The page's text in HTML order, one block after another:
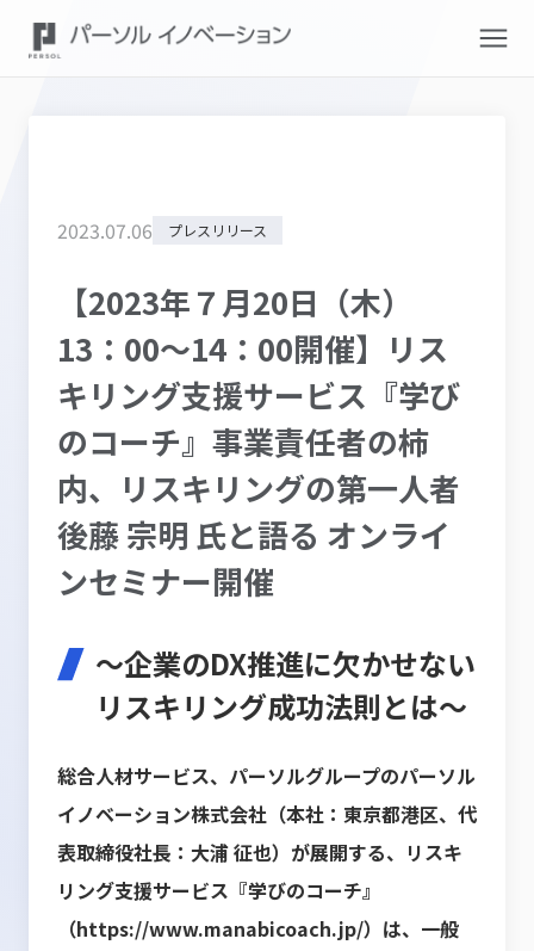
2023.07.06 プレスリリース
【2023年７月20日（木）
13：00～14：00開催】リス
キリング支援サービス『学び
のコーチ』事業責任者の柿
内、リスキリングの第一人者
後藤 宗明 氏と語る オンライ
ンセミナー開催
～企業のDX推進に欠かせない
リスキリング成功法則とは～
総合人材サービス、パーソルグループのパーソル
イノベーション株式会社（本社：東京都港区、代
表取締役社長：大浦 征也）が展開する、リスキ
リング支援サービス『学びのコーチ』
（https://www.manabicoach.jp/）は、一般